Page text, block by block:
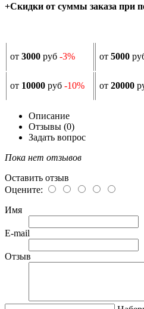
+Скидки от суммы заказа при
от 3000 руб -3% от 5000
от 10000 руб -10% от 20000
Описание
Отзывы (0)
Задать вопрос
Пока нет отзывов
Оставить отзыв
Оцените:
Имя
E-mail
Отзыв